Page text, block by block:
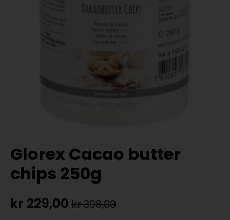
Glorex Cacao butter
chips 250g
kr398,00
Opprinnelig
kr 229,00
Nåværende